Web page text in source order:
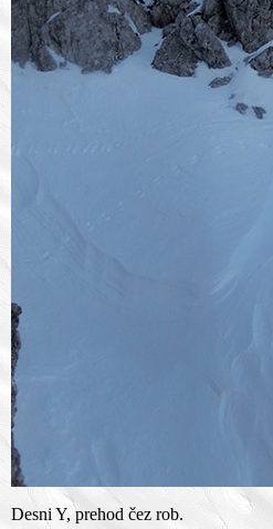
Desni Y, prehod čez rob.